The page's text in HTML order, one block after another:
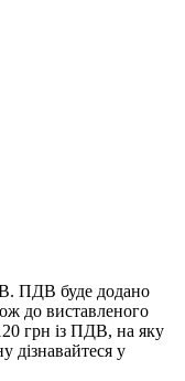
ПДВ буде додано
до виставленого
грн із ПДВ, на яку
дізнавайтеся у